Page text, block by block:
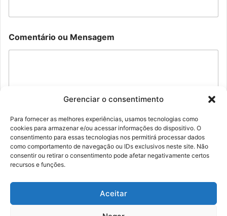
Gerenciar o consentimento
Para fornecer as melhores experiências, usamos tecnologias como
cookies para armazenar e/ou acessar informações do dispositivo. O
consentimento para essas tecnologias nos permitirá processar dados
como comportamento de navegação ou IDs exclusivos neste site. Não
consentir ou retirar o consentimento pode afetar negativamente certos
recursos e funções.
Aceitar
o
u
M
m
C
o
t
o
*
Comentário ou Mensagem
Enviar